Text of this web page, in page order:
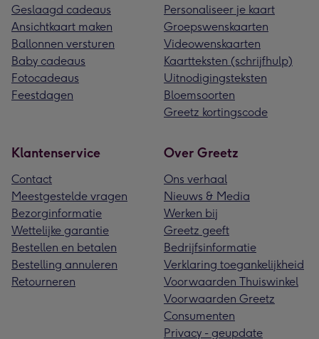
Geslaagd cadeaus
Ansichtkaart maken
Ballonnen versturen
Baby cadeaus
Fotocadeaus
Feestdagen
Personaliseer je kaart
Groepswenskaarten
Videowenskaarten
Kaartteksten (schrijfhulp)
Uitnodigingsteksten
Bloemsoorten
Greetz kortingscode
Klantenservice
Contact
Meestgestelde vragen
Bezorginformatie
Wettelijke garantie
Bestellen en betalen
Bestelling annuleren
Retourneren
Over Greetz
Ons verhaal
Nieuws & Media
Werken bij
Greetz geeft
Bedrijfsinformatie
Verklaring toegankelijkheid
Voorwaarden Thuiswinkel
Voorwaarden Greetz
Consumenten
Privacy - geupdate